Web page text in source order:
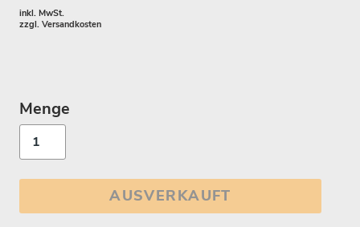
inkl. MwSt.
zzgl. Versandkosten
Menge
AUSVERKAUFT